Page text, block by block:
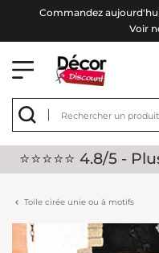
Commandez
Voir
⭐⭐⭐⭐⭐ 4.8/5 -
Toile cirée unie ou à motifs